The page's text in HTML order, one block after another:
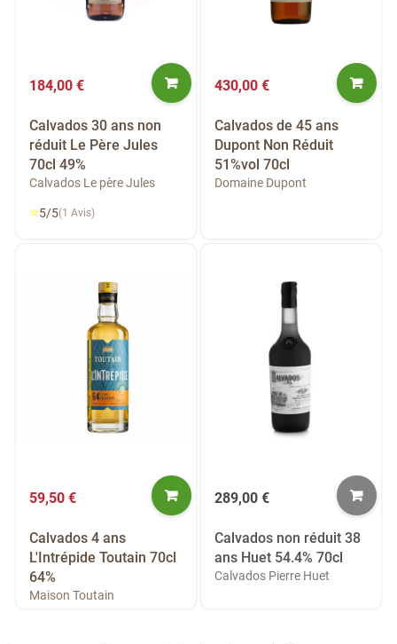
184,00 €
Calvados 30 ans non
réduit Le Père Jules
70cl 49%
Calvados Le père Jules
⭐5/5(1 Avis)
430,00 €
Calvados de 45 ans
Dupont Non Réduit
51%vol 70cl
Domaine Dupont
59,50 €
Calvados 4 ans
L'Intrépide Toutain 70cl
64%
Maison Toutain
289,00 €
Calvados non réduit 38
ans Huet 54.4% 70cl
Calvados Pierre Huet